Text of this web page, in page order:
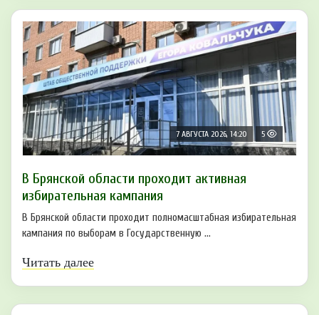
7 АВГУСТА 2026, 14:20 5
В Брянской области проходит активная
избирательная кампания
В Брянской области проходит полномасштабная избирательная
кампания по выборам в Государственную ...
Читать далее